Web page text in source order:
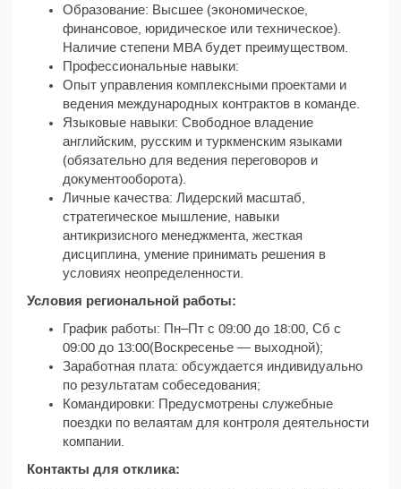
Образование: Высшее (экономическое,
финансовое, юридическое или техническое).
Наличие степени MBA будет преимуществом.
Профессиональные навыки:
Опыт управления комплексными проектами и
ведения международных контрактов в команде.
Языковые навыки: Свободное владение
английским, русским и туркменским языками
(обязательно для ведения переговоров и
документооборота).
Личные качества: Лидерский масштаб,
стратегическое мышление, навыки
антикризисного менеджмента, жесткая
дисциплина, умение принимать решения в
условиях неопределенности.
Условия региональной работы:
График работы: Пн–Пт с 09:00 до 18:00, Сб с
09:00 до 13:00(Воскресенье — выходной);
Заработная плата: обсуждается индивидуально
по результатам собеседования;
Командировки: Предусмотрены служебные
поездки по велаятам для контроля деятельности
компании.
Контакты для отклика: